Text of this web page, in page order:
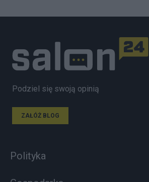
Podziel się swoją opinią
ZAŁÓŻ BLOG
Polityka